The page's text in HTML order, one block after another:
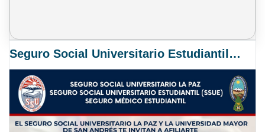
Seguro Social Universitario Estudiantil SSUE